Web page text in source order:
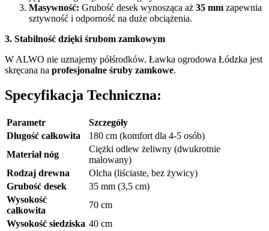
Masywność: Grubość desek wynosząca aż 35 mm zapewnia
sztywność i odporność na duże obciążenia.
3. Stabilność dzięki śrubom zamkowym
W ALWO nie uznajemy półśrodków. Ławka ogrodowa Łódzka jest
skręcana na profesjonalne śruby zamkowe.
Specyfikacja Techniczna:
Parametr
Szczegóły
Długość całkowita
180 cm (komfort dla 4-5 osób)
Materiał nóg
Ciężki odlew żeliwny (dwukrotnie
malowany)
Rodzaj drewna
Olcha (liściaste, bez żywicy)
Grubość desek
35 mm (3,5 cm)
Wysokość
całkowita
70 cm
Wysokość siedziska 40 cm